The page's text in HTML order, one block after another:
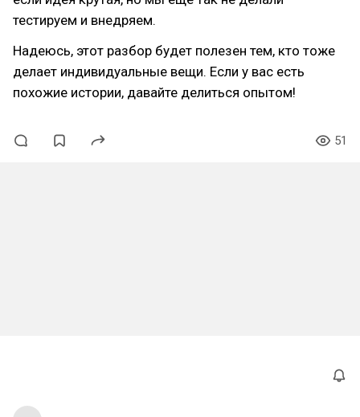
тестируем и внедряем.
Надеюсь, этот разбор будет полезен тем, кто тоже
делает индивидуальные вещи. Если у вас есть
похожие истории, давайте делиться опытом!
51